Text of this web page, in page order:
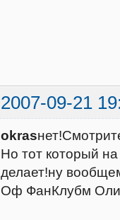
2007-09-21
okras
Но тот который
делает!ну
Оф ФанКлубм